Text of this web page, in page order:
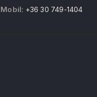
Mobil: +36 30 749-1404